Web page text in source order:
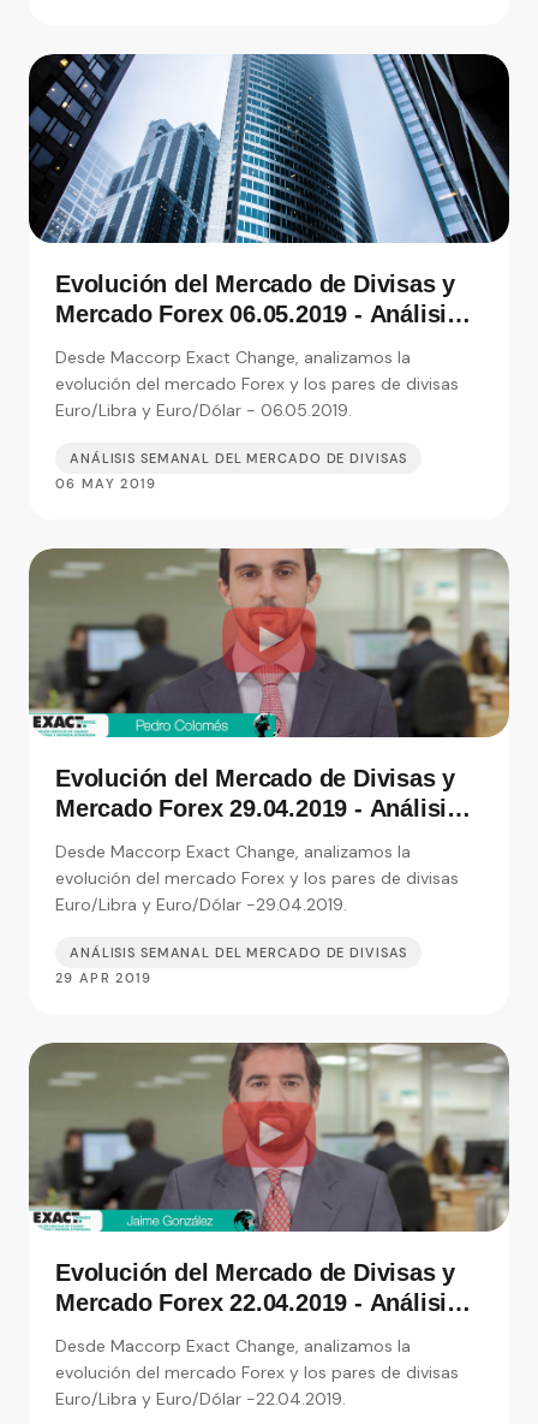
Evolución del Mercado de Divisas y
Mercado Forex 06.05.2019 - Análisis
de moneda
Desde Maccorp Exact Change, analizamos la
evolución del mercado Forex y los pares de divisas
Euro/Libra y Euro/Dólar - 06.05.2019.
ANÁLISIS SEMANAL DEL MERCADO DE DIVISAS
06 MAY 2019
Evolución del Mercado de Divisas y
Mercado Forex 29.04.2019 - Análisis
de moneda
Desde Maccorp Exact Change, analizamos la
evolución del mercado Forex y los pares de divisas
Euro/Libra y Euro/Dólar -29.04.2019.
ANÁLISIS SEMANAL DEL MERCADO DE DIVISAS
29 APR 2019
Evolución del Mercado de Divisas y
Mercado Forex 22.04.2019 - Análisis
de moneda
Desde Maccorp Exact Change, analizamos la
evolución del mercado Forex y los pares de divisas
Euro/Libra y Euro/Dólar -22.04.2019.